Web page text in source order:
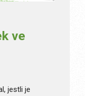
ve
jestli je